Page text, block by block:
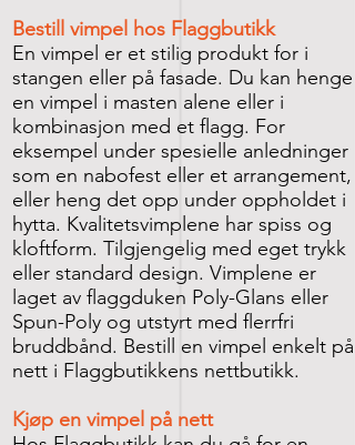
Bestill vimpel hos Flaggbutikk
En vimpel er et stilig produkt for i
stangen eller på fasade. Du kan henge
en vimpel i masten alene eller i
kombinasjon med et flagg. For
eksempel under spesielle anledninger
som en nabofest eller et arrangement,
eller heng det opp under oppholdet i
hytta. Kvalitetsvimplene har spiss og
kloftform. Tilgjengelig med eget trykk
eller standard design. Vimplene er
laget av flaggduken Poly-Glans eller
Spun-Poly og utstyrt med flerrfri
bruddbånd. Bestill en vimpel enkelt på
nett i Flaggbutikkens nettbutikk.
Kjøp en vimpel på nett